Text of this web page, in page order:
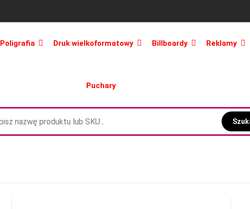
Poligrafia Druk wielkoformatowy Billboardy Reklamy
Puchary